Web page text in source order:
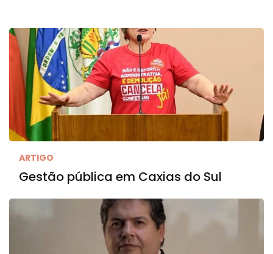
ARTIGO
Gestão pública em Caxias do Sul